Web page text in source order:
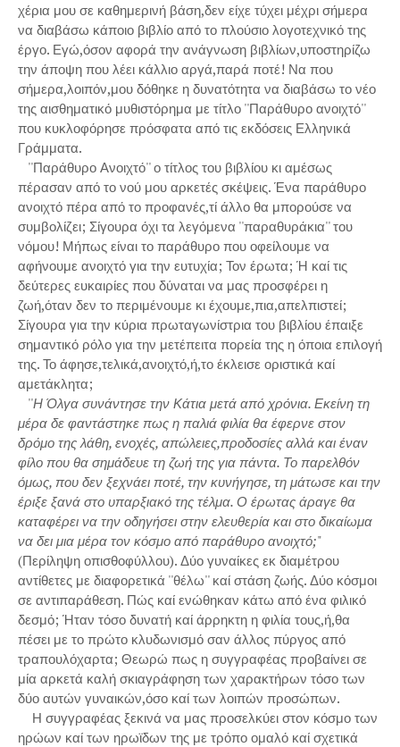
χέρια μου σε καθημερινή βάση,δεν είχε τύχει μέχρι σήμερα
να διαβάσω κάποιο βιβλίο από το πλούσιο λογοτεχνικό της
έργο. Εγώ,όσον αφορά την ανάγνωση βιβλίων,υποστηρίζω
την άποψη που λέει κάλλιο αργά,παρά ποτέ! Να που
σήμερα,λοιπόν,μου δόθηκε η δυνατότητα να διαβάσω το νέο
της αισθηματικό μυθιστόρημα με τίτλο ''Παράθυρο ανοιχτό''
που κυκλοφόρησε πρόσφατα από τις εκδόσεις Ελληνικά
Γράμματα.
''Παράθυρο Ανοιχτό'' ο τίτλος του βιβλίου κι αμέσως
πέρασαν από το νού μου αρκετές σκέψεις. Ένα παράθυρο
ανοιχτό πέρα από το προφανές,τί άλλο θα μπορούσε να
συμβολίζει; Σίγουρα όχι τα λεγόμενα ''παραθυράκια'' του
νόμου! Μήπως είναι το παράθυρο που οφείλουμε να
αφήνουμε ανοιχτό για την ευτυχία; Τον έρωτα; Ή καί τις
δεύτερες ευκαιρίες που δύναται να μας προσφέρει η
ζωή,όταν δεν το περιμένουμε κι έχουμε,πια,απελπιστεί;
Σίγουρα για την κύρια πρωταγωνίστρια του βιβλίου έπαιξε
σημαντικό ρόλο για την μετέπειτα πορεία της η όποια επιλογή
της. Το άφησε,τελικά,ανοιχτό,ή,το έκλεισε οριστικά καί
αμετάκλητα;
''Η Όλγα συνάντησε την Κάτια μετά από χρόνια. Εκείνη τη
μέρα δε φαντάστηκε πως η παλιά φιλία θα έφερνε στον
δρόμο της λάθη, ενοχές, απώλειες,προδοσίες αλλά και έναν
φίλο που θα σημάδευε τη ζωή της για πάντα. Το παρελθόν
όμως, που δεν ξεχνάει ποτέ, την κυνήγησε, τη μάτωσε και την
έριξε ξανά στο υπαρξιακό της τέλμα. Ο έρωτας άραγε θα
καταφέρει να την οδηγήσει στην ελευθερία και στο δικαίωμα
να δει μια μέρα τον κόσμο από παράθυρο ανοιχτό;"
(Περίληψη οπισθοφύλλου). Δύο γυναίκες εκ διαμέτρου
αντίθετες με διαφορετικά ''θέλω'' καί στάση ζωής. Δύο κόσμοι
σε αντιπαράθεση. Πώς καί ενώθηκαν κάτω από ένα φιλικό
δεσμό; Ήταν τόσο δυνατή καί άρρηκτη η φιλία τους,ή,θα
πέσει με το πρώτο κλυδωνισμό σαν άλλος πύργος από
τραπουλόχαρτα; Θεωρώ πως η συγγραφέας προβαίνει σε
μία αρκετά καλή σκιαγράφηση των χαρακτήρων τόσο των
δύο αυτών γυναικών,όσο καί των λοιπών προσώπων.
Η συγγραφέας ξεκινά να μας προσελκύει στον κόσμο των
ηρώων καί των ηρωϊδων της με τρόπο ομαλό καί σχετικά